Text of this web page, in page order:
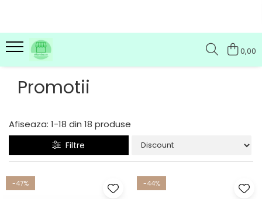
0,00
Promotii
Afiseaza: 1-18 din 18 produse
Filtre
-47% -44%